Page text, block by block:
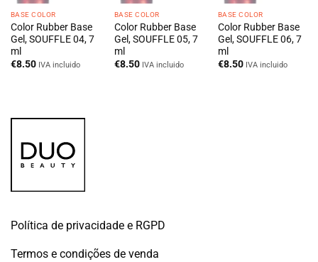
BASE COLOR
Color Rubber Base
Gel, SOUFFLE 04, 7
ml
€8.50 IVA incluido
BASE COLOR
Color Rubber Base
Gel, SOUFFLE 05, 7
ml
€8.50 IVA incluido
BASE COLOR
Color Rubber Base
Gel, SOUFFLE 06, 7
ml
€8.50 IVA incluido
Política de privacidade e RGPD
Termos e condições de venda